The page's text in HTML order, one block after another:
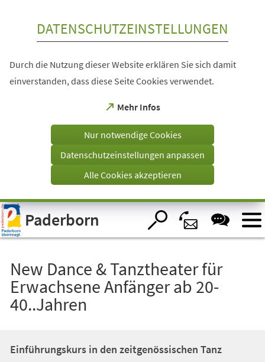
Visuelle
Assistenzsoftware
öffnen.
DATENSCHUTZEINSTELLUNGEN
Durch die Nutzung dieser Website erklären Sie sich damit
einverstanden, dass diese Seite Cookies verwendet.
Mehr Infos
(Öffnet
einem
Tab)
Nur notwendige Cookies
Datenschutzeinstellungen anpassen
Alle Cookies akzeptieren
Paderborn
New Dance & Tanztheater für
Erwachsene Anfänger ab 20-
40..Jahren
Einführungskurs in den zeitgenössischen Tanz